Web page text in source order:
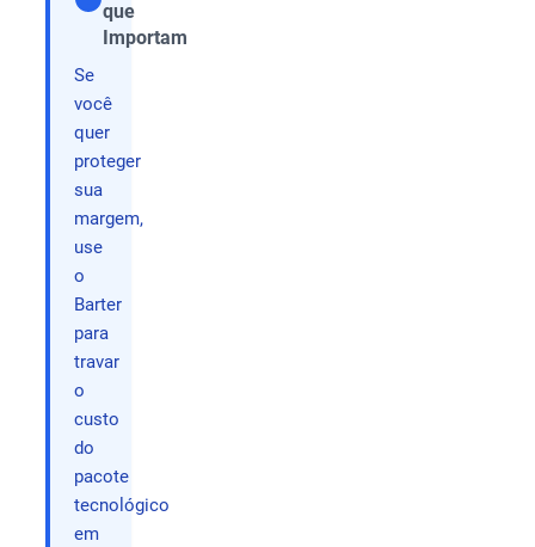
que
Importam
Se
você
quer
proteger
sua
margem,
use
o
Barter
para
travar
o
custo
do
pacote
tecnológico
em